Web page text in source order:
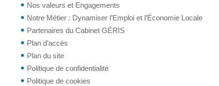
Nos valeurs et Engagements
Notre Métier : Dynamiser l’Emploi et l’Économie Locale
Partenaires du Cabinet GÉRIS
Plan d’accès
Plan du site
Politique de confidentialité
Politique de cookies